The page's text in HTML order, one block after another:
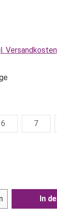
Versandkosten
6 7
Gib In